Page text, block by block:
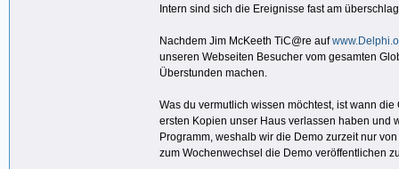
Intern sind sich die Ereignisse fast am
Nachdem Jim McKeeth TiC@re auf
unseren Webseiten Besucher vom gesamten
Überstunden machen.
Was du vermutlich wissen möchtest, ist wann
ersten Kopien unser Haus verlassen haben und
Programm, weshalb wir die Demo zurzeit nur
zum Wochenwechsel die Demo veröffentlichen